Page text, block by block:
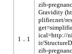
1 .. 1
zib-
Gravidity